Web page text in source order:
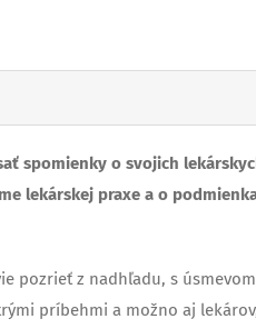
spomienky o svojich
lekárskej praxe a o
pozrieť z nadhľadu, s
príbehmi a možno aj